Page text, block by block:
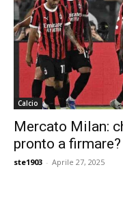
Calcio
Mercato Milan:
pronto a firmare?
ste1903 - Aprile 27, 2025